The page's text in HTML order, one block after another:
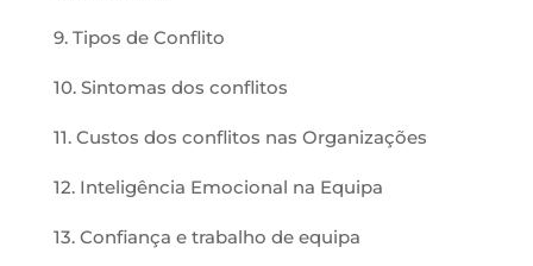
9. Tipos de Conflito
10. Sintomas dos conflitos
11. Custos dos conflitos nas Organizações
12. Inteligência Emocional na Equipa
13. Confiança e trabalho de equipa